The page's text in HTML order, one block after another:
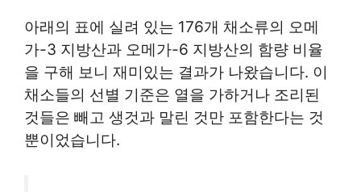
아래의 표에 실려 있는 176개 채소류의 오메
가-3 지방산과 오메가-6 지방산의 함량 비율
을 구해 보니 재미있는 결과가 나왔습니다. 이
채소들의 선별 기준은 열을 가하거나 조리된
것들은 빼고 생것과 말린 것만 포함한다는 것
뿐이었습니다.